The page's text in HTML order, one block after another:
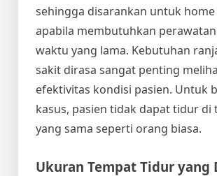
sehingga disarankan untuk home
apabila membutuhkan
waktu yang lama. Kebutuhan
sakit dirasa sangat penting
efektivitas kondisi pasien. Untuk
kasus, pasien tidak dapat tidur di
yang sama seperti orang biasa.
Ukuran Tempat Tidur yang